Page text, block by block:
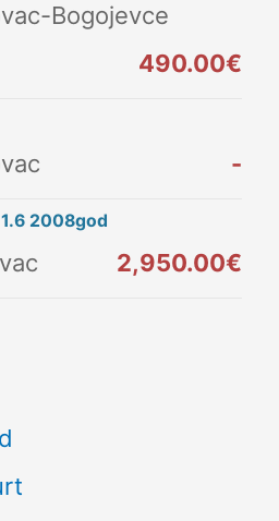
Bogojevce
490.00€
-
2008god
2,950.00€